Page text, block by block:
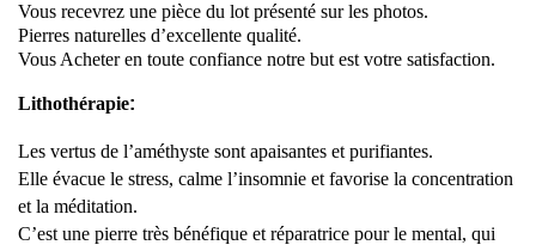
Vous recevrez une pièce du lot présenté sur les photos.
Pierres naturelles d’excellente qualité.
Vous Acheter en toute confiance notre but est votre satisfaction.
Lithothérapie:
Les vertus de l’améthyste sont apaisantes et purifiantes.
Elle évacue le stress, calme l’insomnie et favorise la concentration
et la méditation.
C’est une pierre très bénéfique et réparatrice pour le mental, qui